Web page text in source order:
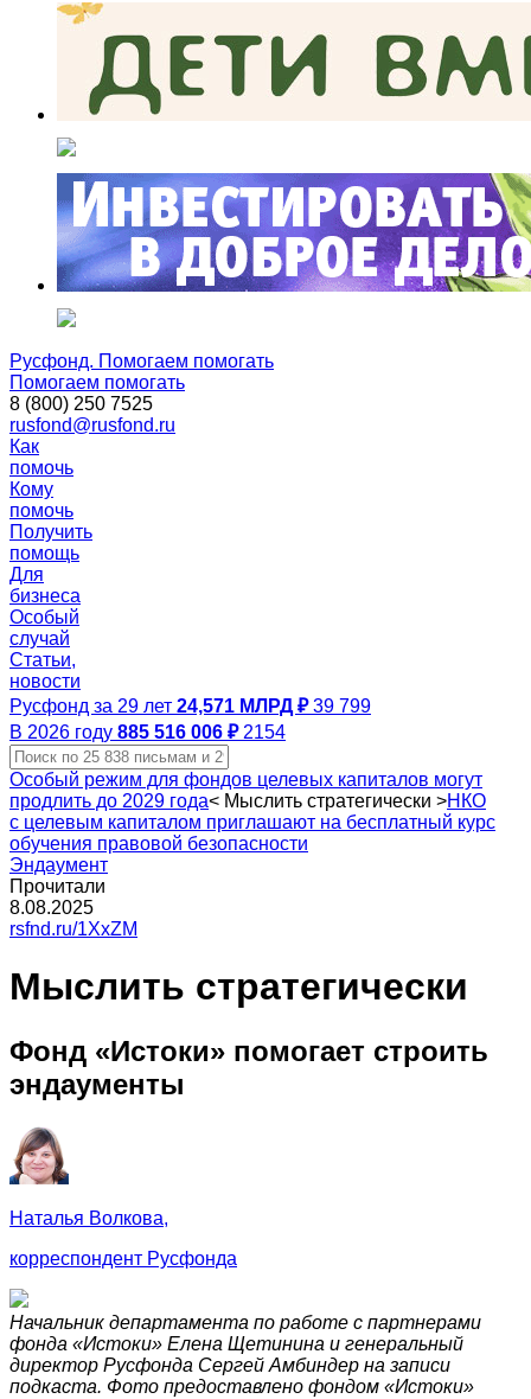
Русфонд. Помогаем помогать
Помогаем помогать
8 (800) 250 7525
rusfond@rusfond.ru
Как
помочь
Кому
помочь
Получить
помощь
Для
бизнеса
Особый
случай
Статьи,
новости
Русфонд за 29 лет 24,571 МЛРД ₽ 39 799
В 2026 году 885 516 006 ₽ 2154
Особый режим для фондов целевых капиталов могут
продлить до 2029 года< Мыслить стратегически >НКО
с целевым капиталом приглашают на бесплатный курс
обучения правовой безопасности
Эндаумент
Прочитали
8.08.2025
rsfnd.ru/1XxZM
Мыслить стратегически
Фонд «Истоки» помогает строить
эндаументы
Наталья Волкова,
корреспондент Русфонда
Начальник департамента по работе с партнерами
фонда «Истоки» Елена Щетинина и генеральный
директор Русфонда Сергей Амбиндер на записи
подкаста. Фото предоставлено фондом «Истоки»